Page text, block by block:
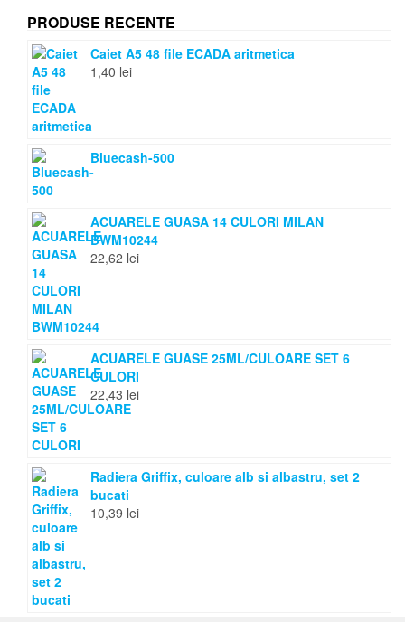
PRODUSE RECENTE
Caiet A5 48 file ECADA aritmetica
1,40 lei
Bluecash-500
ACUARELE GUASA 14 CULORI MILAN
BWM10244
22,62 lei
ACUARELE GUASE 25ML/CULOARE SET 6
CULORI
22,43 lei
Radiera Griffix, culoare alb si albastru, set 2
bucati
10,39 lei